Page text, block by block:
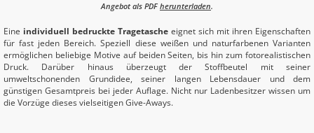
Angebot als PDF herunterladen.
Eine individuell bedruckte Tragetasche eignet sich mit ihren Eigenschaften
für fast jeden Bereich. Speziell diese weißen und naturfarbenen Varianten
ermöglichen beliebige Motive auf beiden Seiten, bis hin zum fotorealistischen
Druck. Darüber hinaus überzeugt der Stoffbeutel mit seiner
umweltschonenden Grundidee, seiner langen Lebensdauer und dem
günstigen Gesamtpreis bei jeder Auflage. Nicht nur Ladenbesitzer wissen um
die Vorzüge dieses vielseitigen Give-Aways.